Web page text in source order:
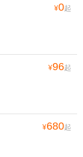
¥0起
¥96起
¥680起